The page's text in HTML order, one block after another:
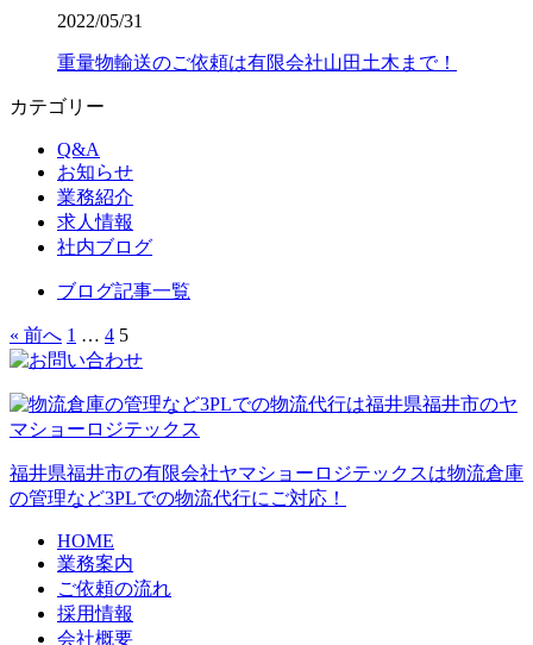
2022/05/31
重量物輸送のご依頼は有限会社山田土木まで！
カテゴリー
Q&A
お知らせ
業務紹介
求人情報
社内ブログ
ブログ記事一覧
« 前へ 1 … 4 5
福井県福井市の有限会社ヤマショーロジテックスは物流倉庫
の管理など3PLでの物流代行にご対応！
HOME
業務案内
ご依頼の流れ
採用情報
会社概要